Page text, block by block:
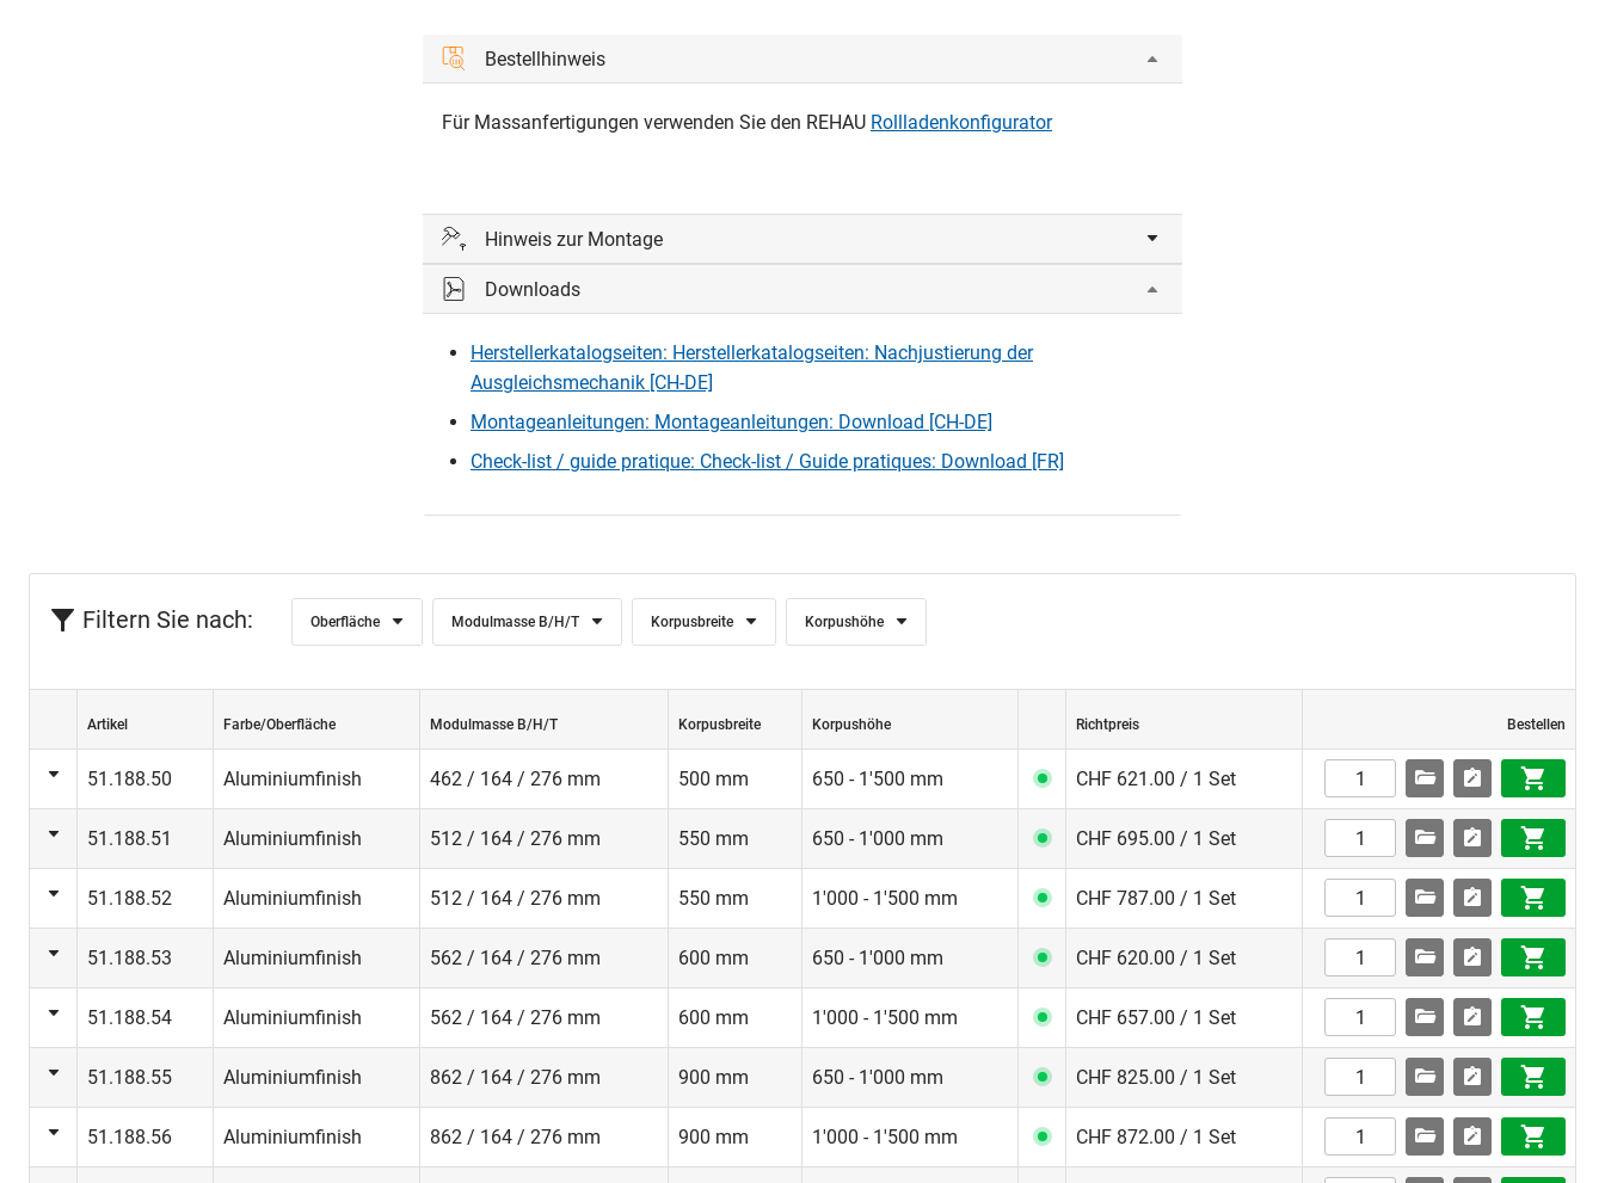
Bestellhinweis
Für Massanfertigungen verwenden Sie den REHAU Rollladenkonfigurator
Hinweis zur Montage
Einfachste Montage:
- Frontblenden Clip-Profil fixieren
- Modul einsetzen, fixieren
- Element stürzen
- Führungsprofile und Frontblende fixieren - fertig
Downloads
Herstellerkatalogseiten: Herstellerkatalogseiten: Nachjustierung der
Ausgleichsmechanik [CH-DE]
Montageanleitungen: Montageanleitungen: Download [CH-DE]
Check-list / guide pratique: Check-list / Guide pratiques: Download [FR]
Filtern Sie nach: Oberfläche Modulmasse B/H/T Korpusbreite Korpushöhe
Artikel Farbe/Oberfläche Modulmasse B/H/T Korpusbreite Korpushöhe Richtpreis Bestellen
51.188.50 Aluminiumfinish 462 / 164 / 276 mm 500 mm 650 - 1'500 mm CHF 621.00 / 1 Set
51.188.51 Aluminiumfinish 512 / 164 / 276 mm 550 mm 650 - 1'000 mm CHF 695.00 / 1 Set
51.188.52 Aluminiumfinish 512 / 164 / 276 mm 550 mm 1'000 - 1'500 mm CHF 787.00 / 1 Set
51.188.53 Aluminiumfinish 562 / 164 / 276 mm 600 mm 650 - 1'000 mm CHF 620.00 / 1 Set
51.188.54 Aluminiumfinish 562 / 164 / 276 mm 600 mm 1'000 - 1'500 mm CHF 657.00 / 1 Set
51.188.55 Aluminiumfinish 862 / 164 / 276 mm 900 mm 650 - 1'000 mm CHF 825.00 / 1 Set
51.188.56 Aluminiumfinish 862 / 164 / 276 mm 900 mm 1'000 - 1'500 mm CHF 872.00 / 1 Set